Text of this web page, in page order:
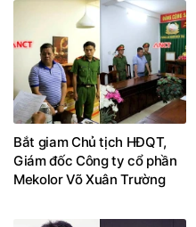
Bắt giam Chủ tịch HĐQT,
Giám đốc Công ty cổ phần
Mekolor Võ Xuân Trường